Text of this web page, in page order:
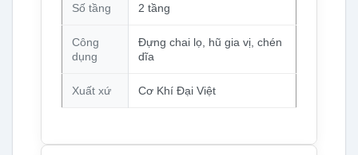
Số tầng 2 tầng
Công
dụng
Đựng chai lọ, hũ gia vị, chén
dĩa
Xuất xứ Cơ Khí Đại Việt